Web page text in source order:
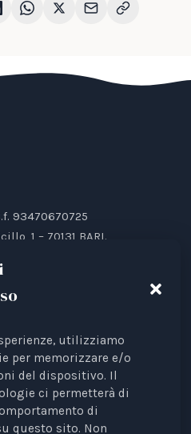
utilizziamo
per memorizzare e/o
del dispositivo. Il
ci permetterà di
di
questo sito. Non
93470670725
1 – 70131 BARI.
del Terzo Settore avente
degli animali.
del 01/03/2022.
come rappresentante di